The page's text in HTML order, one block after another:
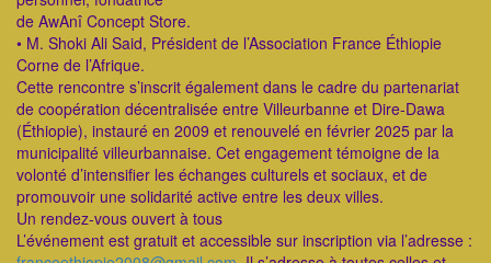
de AwAnî Concept Store.
• M. Shoki Ali Said, Président de l’Association France Éthiopie
Corne de l’Afrique.
Cette rencontre s’inscrit également dans le cadre du partenariat
de coopération décentralisée entre Villeurbanne et Dire-Dawa
(Éthiopie), instauré en 2009 et renouvelé en février 2025 par la
municipalité villeurbannaise. Cet engagement témoigne de la
volonté d’intensifier les échanges culturels et sociaux, et de
promouvoir une solidarité active entre les deux villes.
Un rendez-vous ouvert à tous
L’événement est gratuit et accessible sur inscription via l’adresse :